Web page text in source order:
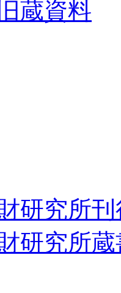
蔵資料
研究所
研究所